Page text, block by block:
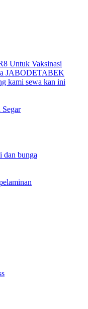
Untuk Vaksinasi
JABODETABEK
kami sewa kan ini
dan bunga